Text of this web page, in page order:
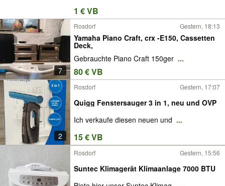
1 € VB
7
Rosdorf Gestern, 18:13
Yamaha Piano Craft, crx -E150, Cassetten
Deck,
Gebrauchte Piano Craft 150ger ...
80 € VB
2
Rosdorf Gestern, 17:07
Quigg Fenstersauger 3 in 1, neu und OVP
Ich verkaufe diesen neuen und ...
15 € VB
Rosdorf Gestern, 15:56
Suntec Klimagerät Klimaanlage 7000 BTU